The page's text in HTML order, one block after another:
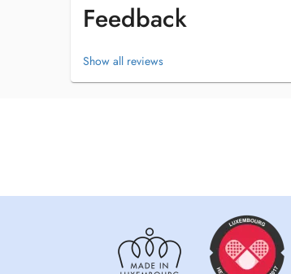
- Bilans visuels complets
- Glaucome et hypertonie oculaire
- Rétinopathie diabétique
- Pathologies de la rétine et du nerf optique
Feedback
Show all reviews